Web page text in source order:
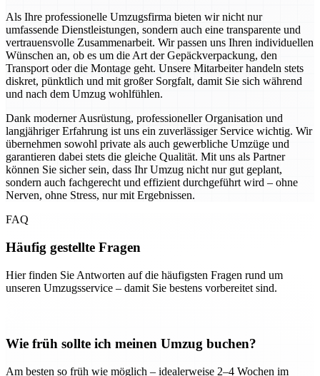
Als Ihre professionelle Umzugsfirma bieten wir nicht nur
umfassende Dienstleistungen, sondern auch eine transparente und
vertrauensvolle Zusammenarbeit. Wir passen uns Ihren individuellen
Wünschen an, ob es um die Art der Gepäckverpackung, den
Transport oder die Montage geht. Unsere Mitarbeiter handeln stets
diskret, pünktlich und mit großer Sorgfalt, damit Sie sich während
und nach dem Umzug wohlfühlen.
Dank moderner Ausrüstung, professioneller Organisation und
langjähriger Erfahrung ist uns ein zuverlässiger Service wichtig. Wir
übernehmen sowohl private als auch gewerbliche Umzüge und
garantieren dabei stets die gleiche Qualität. Mit uns als Partner
können Sie sicher sein, dass Ihr Umzug nicht nur gut geplant,
sondern auch fachgerecht und effizient durchgeführt wird – ohne
Nerven, ohne Stress, nur mit Ergebnissen.
FAQ
Häufig gestellte Fragen
Hier finden Sie Antworten auf die häufigsten Fragen rund um
unseren Umzugsservice – damit Sie bestens vorbereitet sind.
Wie früh sollte ich meinen Umzug buchen?
Am besten so früh wie möglich – idealerweise 2–4 Wochen im